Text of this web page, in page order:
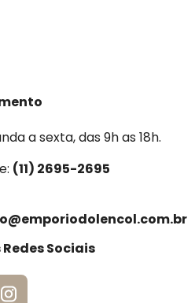
a sexta, das 9h as 18h.
(11) 2695-2695
Redes Sociais